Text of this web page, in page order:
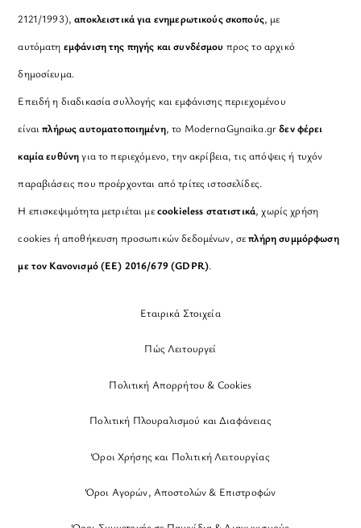
2121/1993), αποκλειστικά για ενημερωτικούς σκοπούς, με
αυτόματη εμφάνιση της πηγής και συνδέσμου προς το αρχικό
δημοσίευμα.
Επειδή η διαδικασία συλλογής και εμφάνισης περιεχομένου
είναιπλήρως αυτοματοποιημένη, το ModernaGynaika.grδεν φέρει
καμία ευθύνηγια το περιεχόμενο, την ακρίβεια, τις απόψεις ή τυχόν
παραβιάσεις που προέρχονται από τρίτες ιστοσελίδες.
Η επισκεψιμότητα μετριέται μεcookieless στατιστικά, χωρίς χρήση
cookies ή αποθήκευση προσωπικών δεδομένων, σεπλήρη συμμόρφωση
με τον Κανονισμό (ΕΕ) 2016/679 (GDPR).
Εταιρικά Στοιχεία
Πώς Λειτουργεί
Πολιτική Απορρήτου & Cookies
Πολιτική Πλουραλισμού και Διαφάνειας
Όροι Χρήσης και Πολιτική Λειτουργίας
Όροι Αγορών, Αποστολών & Επιστροφών